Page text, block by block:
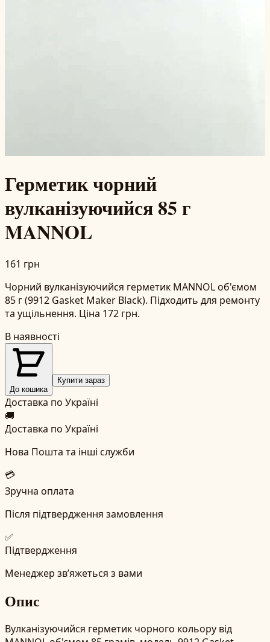
Герметик чорний
вулканізуючийся 85 г
MANNOL
161 грн
Чорний вулканізуючийся герметик MANNOL об'ємом
85 г (9912 Gasket Maker Black). Підходить для ремонту
та ущільнення. Ціна 172 грн.
В наявності
До кошика
Купити зараз
Доставка по Україні
🚚
Доставка по Україні
Нова Пошта та інші служби
💳
Зручна оплата
Після підтвердження замовлення
✅
Підтвердження
Менеджер зв’яжеться з вами
Опис
Вулканізуючийся герметик чорного кольору від